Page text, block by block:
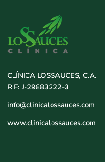
CLÍNICA LOSSAUCES, C.A.
RIF: J-29883222-3
info@clinicalossauces.com
www.clinicalossauces.com